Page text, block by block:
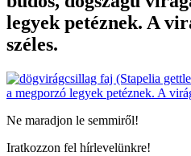
legyek petéznek. A
széles.
Ne maradjon le semmiről!
Iratkozzon fel hírlevelünkre!